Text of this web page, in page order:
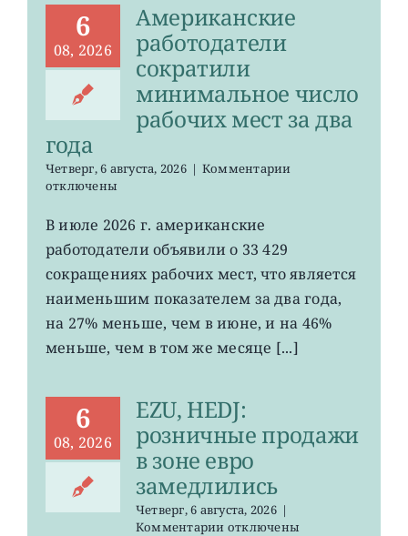
6
08, 2026
Американские
работодатели
сократили
минимальное число
рабочих мест за два
года
Четверг, 6 августа, 2026 | Комментариик
число
мест
за
два
года
отключены
В июле 2026 г. американские
работодатели объявили о 33 429
сокращениях рабочих мест, что является
наименьшим показателем за два года,
на 27% меньше, чем в июне, и на 46%
меньше, чем в том же месяце [...]
6
08, 2026
EZU, HEDJ:
розничные продажи
в зоне евро
замедлились
Четверг, 6 августа, 2026 |
Комментариикотключены